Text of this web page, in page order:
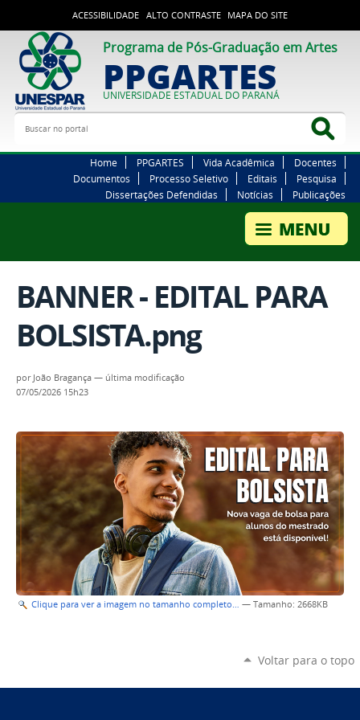
ACESSIBILIDADE ALTO CONTRASTE MAPA DO SITE
Programa de Pós-Graduação em Artes
PPGARTES
UNIVERSIDADE ESTADUAL DO PARANÁ
Buscar no portal
Home PPGARTES Vida Acadêmica
Docentes
Documentos
Processo Seletivo Editais
Pesquisa
Dissertações Defendidas
Notícias Publicações
BANNER - EDITAL PARA
BOLSISTA.png
por João Bragança — última modificação
07/05/2026 15h23
Clique para ver a imagem no tamanho completo… — Tamanho: 2668KB
Voltar para o topo